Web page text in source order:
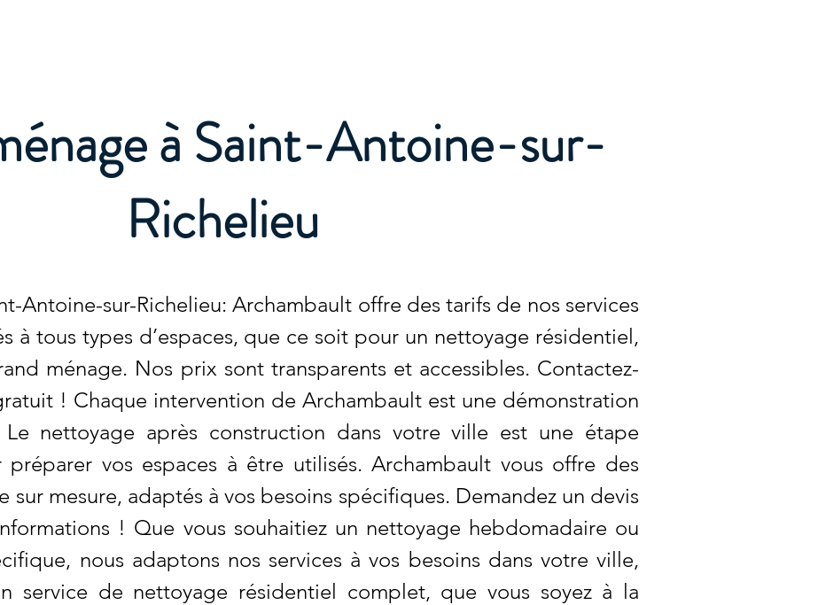
à Saint-Antoine-sur-
Richelieu
Antoine-sur-Richelieu: Archambault offre des tarifs de nos services
à tous types d’espaces, que ce soit pour un nettoyage résidentiel,
ménage. Nos prix sont transparents et accessibles. Contactez-
! Chaque intervention de Archambault est une démonstration
nettoyage après construction dans votre ville est une étape
vos espaces à être utilisés. Archambault vous offre des
sur mesure, adaptés à vos besoins spécifiques. Demandez un devis
! Que vous souhaitiez un nettoyage hebdomadaire ou
nous adaptons nos services à vos besoins dans votre ville,
service de nettoyage résidentiel complet, que vous soyez à la